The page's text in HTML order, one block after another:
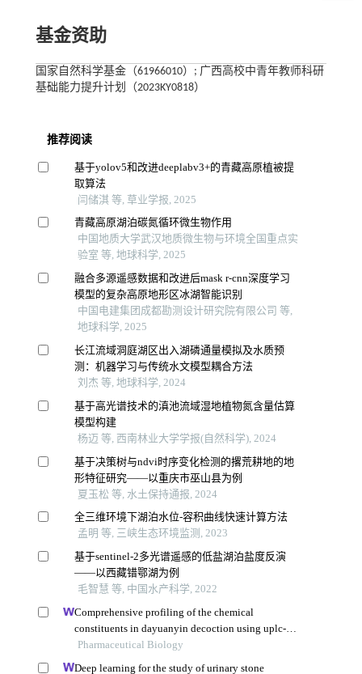
基金资助
国家自然科学基金（61966010）; 广西高校中青年教师科研
基础能力提升计划（2023KY0818）